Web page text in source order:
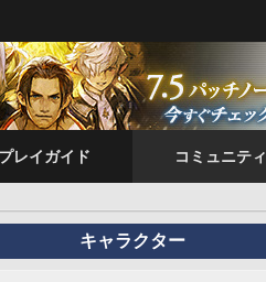
プレイガイド コミュニティ
キャラクター